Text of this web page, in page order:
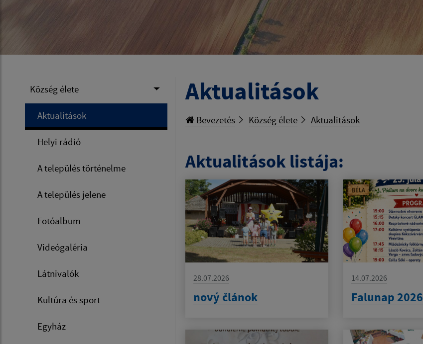
Község élete
Aktualitások
Helyi rádió
A település történelme
A település jelene
Fotóalbum
Videógaléria
Látnivalók
Kultúra és sport
Egyház
Aktualitások
Bevezetés Község élete Aktualitások
Aktualitások listája:
28.07.2026
nový článok
14.07.2026
Falunap 2026